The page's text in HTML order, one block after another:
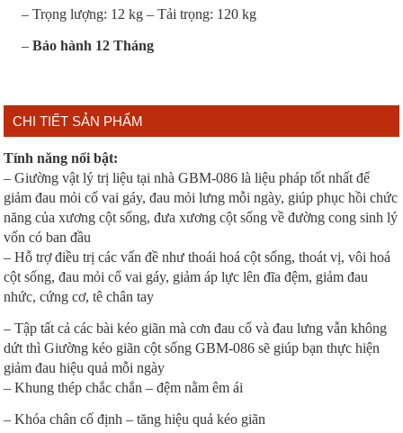
– Trọng lượng: 12 kg – Tải trọng: 120 kg
–Bảo hành 12 Tháng
CHI TIẾT SẢN PHẨM
Tính năng nổi bật:
– Giường vật lý trị liệu tại nhà GBM-086 là liệu pháp tốt nhất để
giảm đau mỏi cổ vai gáy, đau mỏi lưng mỗi ngày, giúp phục hồi chức
năng của xương cột sống, đưa xương cột sống về đường cong sinh lý
vốn có ban đầu
– Hỗ trợ điều trị các vấn đề như thoái hoá cột sống, thoát vị, vôi hoá
cột sống, đau mỏi cổ vai gáy, giảm áp lực lên đĩa đệm, giảm đau
nhức, cứng cơ, tê chân tay
– Tập tất cả các bài kéo giãn mà cơn đau cổ và đau lưng vẫn không
dứt thì Giường kéo giãn cột sống GBM-086 sẽ giúp bạn thực hiện
giảm đau hiệu quả mỗi ngày
– Khung thép chắc chắn – đệm nằm êm ái
– Khóa chân cố định – tăng hiệu quả kéo giãn